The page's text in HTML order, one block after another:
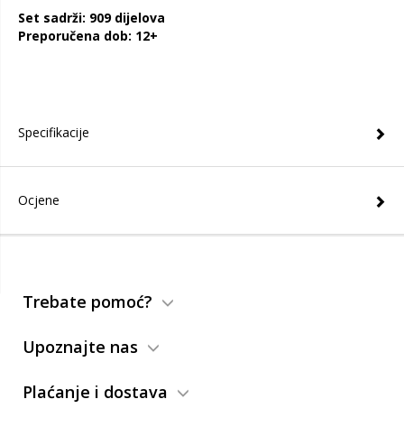
Set sadrži: 909 dijelova
Preporučena dob: 12+
Specifikacije
Ocjene
Trebate pomoć?
Upoznajte nas
Plaćanje i dostava